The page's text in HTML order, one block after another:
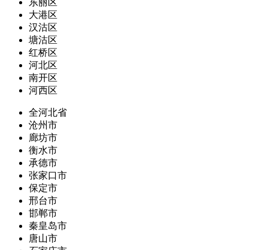
东丽区
大港区
汉沽区
塘沽区
红桥区
河北区
南开区
河西区
全河北省
沧州市
廊坊市
衡水市
承德市
张家口市
保定市
邢台市
邯郸市
秦皇岛市
唐山市